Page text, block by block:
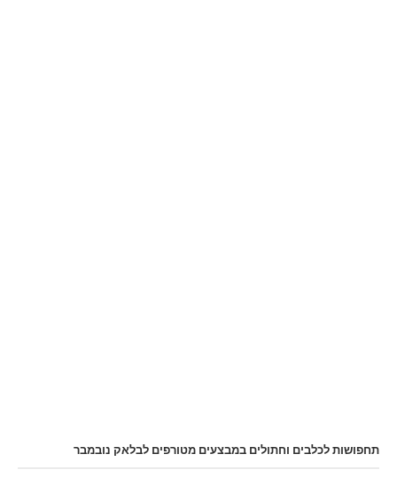
תחפושות לכלבים וחתולים במבצעים מטורפים לבלאק נובמבר